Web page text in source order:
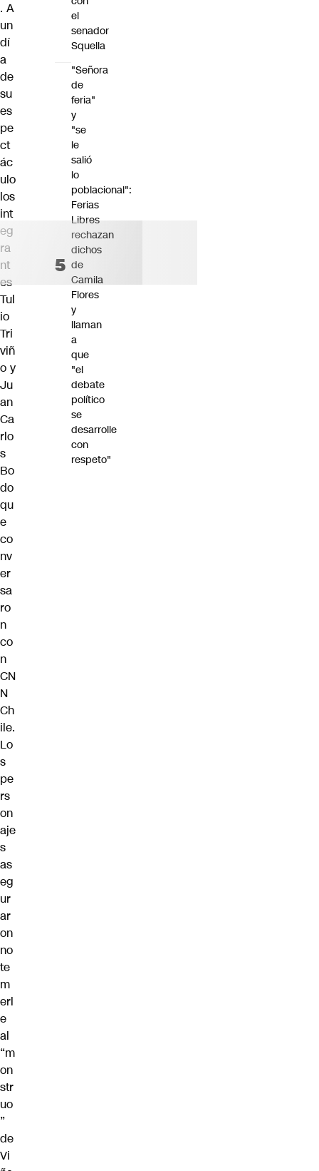
. A
un
dí
a
de
su
es
pe
ct
ác
ulo
los
int
eg
ra
nt
es
Tul
io
Tri
viñ
o y
Ju
an
Ca
rlo
s
Bo
do
qu
e
co
nv
er
sa
ro
n
co
n
CN
N
Ch
ile.
Lo
s
pe
rs
on
aje
s
as
eg
ur
ar
on
no
te
m
erl
e
al
“m
on
str
uo
”
de
Vi
el
senador
Squella
"Señora
de
feria"
y
"se
le
salió
lo
poblacional":
Ferias
Libres
rechazan
dichos
de
Camila
Flores
y
llaman
a
que
"el
debate
político
se
desarrolle
con
respeto"